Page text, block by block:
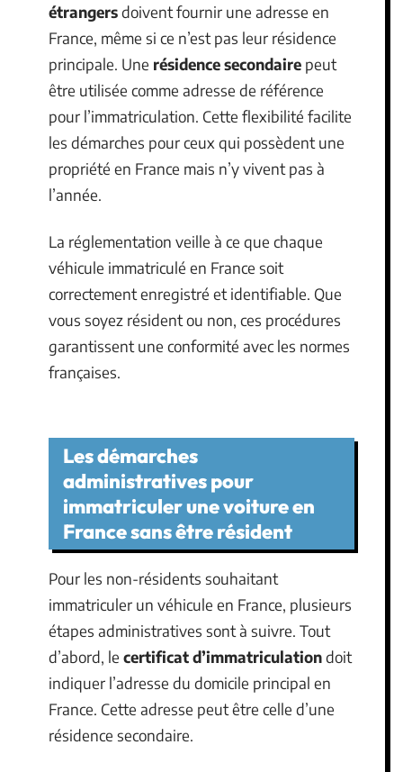
étrangersdoivent fournir une adresse en
France, même si ce n’est pas leur résidence
principale. Une résidence secondaire peut
être utilisée comme adresse de référence
pour l’immatriculation. Cette flexibilité facilite
les démarches pour ceux qui possèdent une
propriété en France mais n’y vivent pas à
l’année.
La réglementation veille à ce que chaque
véhicule immatriculé en France soit
correctement enregistré et identifiable. Que
vous soyez résident ou non, ces procédures
garantissent une conformité avec les normes
françaises.
Les démarches
administratives pour
immatriculer une voiture en
France sans être résident
Pour les non-résidents souhaitant
immatriculer un véhicule en France, plusieurs
étapes administratives sont à suivre. Tout
d’abord, le certificat d’immatriculationdoit
indiquer l’adresse du domicile principal en
France. Cette adresse peut être celle d’une
résidence secondaire.